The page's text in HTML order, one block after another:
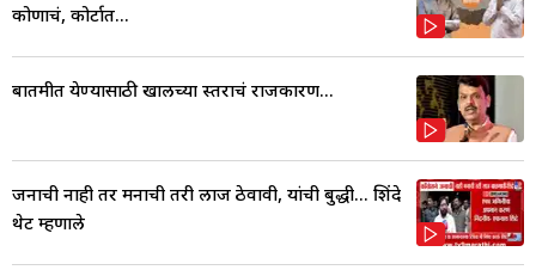
कोणाचं, कोर्टात...
बातमीत येण्यासाठी खालच्या स्तराचं राजकारण...
जनाची नाही तर मनाची तरी लाज ठेवावी, यांची बुद्धी... शिंदे
थेट म्हणाले